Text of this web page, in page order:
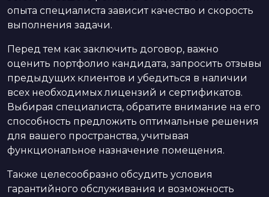
опыта специалиста зависит качество и скорость
выполнения задачи.
Перед тем как заключить договор, важно
оценить портфолио кандидата, запросить отзывы
предыдущих клиентов и убедиться в наличии
всех необходимых лицензий и сертификатов.
Выбирая специалиста, обратите внимание на его
способность предложить оптимальные решения
для вашего пространства, учитывая
функциональное назначение помещения.
Также целесообразно обсудить условия
гарантийного обслуживания и возможность